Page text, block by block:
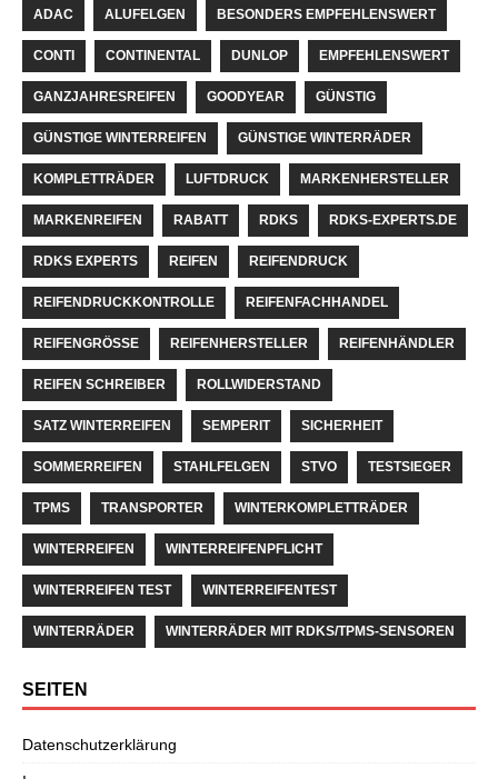
ADAC ALUFELGEN BESONDERS EMPFEHLENSWERT
CONTI CONTINENTAL DUNLOP EMPFEHLENSWERT
GANZJAHRESREIFEN GOODYEAR GÜNSTIG
GÜNSTIGE WINTERREIFEN GÜNSTIGE WINTERRÄDER
KOMPLETTRÄDER LUFTDRUCK MARKENHERSTELLER
MARKENREIFEN RABATT RDKS RDKS-EXPERTS.DE
RDKS EXPERTS REIFEN REIFENDRUCK
REIFENDRUCKKONTROLLE REIFENFACHHANDEL
REIFENGRÖSSE REIFENHERSTELLER REIFENHÄNDLER
REIFEN SCHREIBER ROLLWIDERSTAND
SATZ WINTERREIFEN SEMPERIT SICHERHEIT
SOMMERREIFEN STAHLFELGEN STVO TESTSIEGER
TPMS TRANSPORTER WINTERKOMPLETTRÄDER
WINTERREIFEN WINTERREIFENPFLICHT
WINTERREIFEN TEST WINTERREIFENTEST
WINTERRÄDER WINTERRÄDER MIT RDKS/TPMS-SENSOREN
SEITEN
Datenschutzerklärung